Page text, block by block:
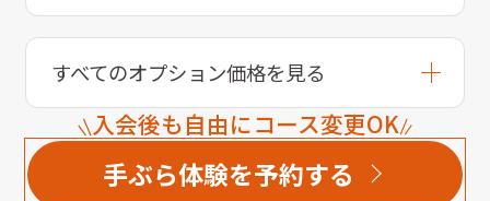
すべてのオプション価格を見る
入会後も自由にコース変更OK
手ぶら体験を予約する